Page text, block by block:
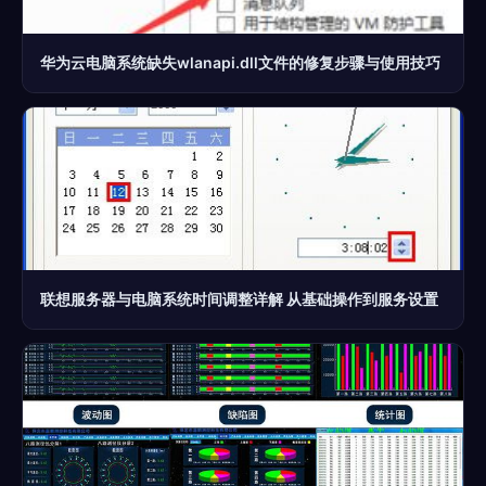
华为云电脑系统缺失wlanapi.dll文件的修复步骤与使用技巧
联想服务器与电脑系统时间调整详解 从基础操作到服务设置